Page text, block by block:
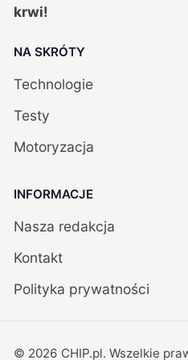
krwi!
NA SKRÓTY
Technologie
Testy
Motoryzacja
INFORMACJE
Nasza redakcja
Kontakt
Polityka prywatności
© 2026 CHIP.pl. Wszelkie